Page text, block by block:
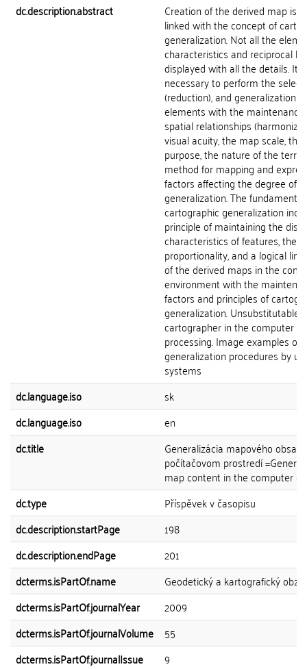
dc.description.abstract
Creation of the derived map is
linked with the concept of
generalization. Not all the
characteristics and reciprocal
displayed with all the details. It
necessary to perform the
(reduction), and generalization
elements with the
spatial relationships
visual acuity, the map scale,
purpose, the nature of the
method for mapping and
factors affecting the degree of
generalization. The
cartographic generalization
principle of maintaining the
characteristics of features, the
proportionality, and a logical
of the derived maps in the
environment with the
factors and principles of
generalization. Unsubstitutable
cartographer in the computer
processing. Image examples of
generalization procedures by
systems
dc.language.iso
sk
dc.language.iso
en
dc.title
Generalizácia mapového
počítačovom prostredí
map content in the computer
dc.type
Příspěvek v časopisu
dc.description.startPage
198
dc.description.endPage
201
dcterms.isPartOf.name
Geodetický a kartografický obzor
dcterms.isPartOf.journalYear
2009
dcterms.isPartOf.journalVolume
55
dcterms.isPartOf.journalIssue
9